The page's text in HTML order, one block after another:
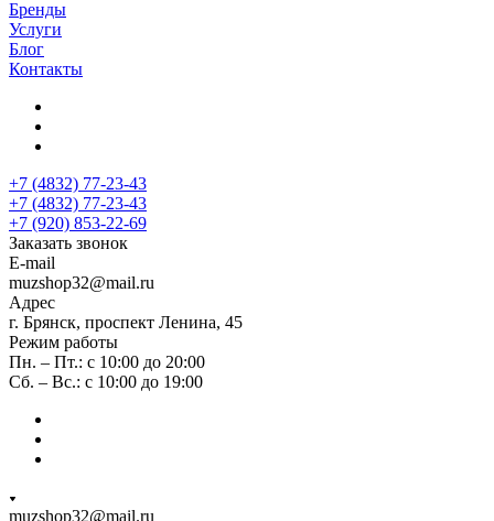
Бренды
Услуги
Блог
Контакты
+7 (4832) 77-23-43
+7 (4832) 77-23-43
+7 (920) 853-22-69
Заказать звонок
E-mail
muzshop32@mail.ru
Адрес
г. Брянск, проспект Ленина, 45
Режим работы
Пн. – Пт.: с 10:00 до 20:00
Сб. – Вс.: с 10:00 до 19:00
muzshop32@mail.ru